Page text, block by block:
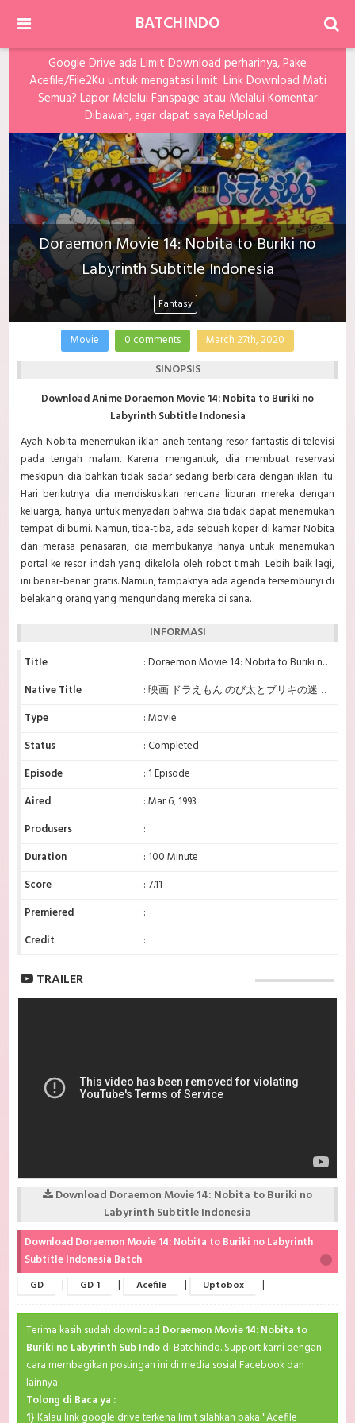
BATCHINDO
Google Drive ada Limit Download perharinya, Pake
Acefile/File2Ku untuk mengatasi limit. Link Download Mati
Semua? Lapor Melalui Fanspage atau Melalui Komentar
Dibawah, agar dapat saya ReUpload.
Doraemon Movie 14: Nobita to Buriki no
Labyrinth Subtitle Indonesia
Fantasy
Movie 0 comments March 27th, 2020
SINOPSIS
Download Anime Doraemon Movie 14: Nobita to Buriki no
Labyrinth Subtitle Indonesia
Ayah Nobita menemukan iklan aneh tentang resor fantastis di televisi
pada tengah malam. Karena mengantuk, dia membuat reservasi
meskipun dia bahkan tidak sadar sedang berbicara dengan iklan itu.
Hari berikutnya dia mendiskusikan rencana liburan mereka dengan
keluarga, hanya untuk menyadari bahwa dia tidak dapat menemukan
tempat di bumi. Namun, tiba-tiba, ada sebuah koper di kamar Nobita
dan merasa penasaran, dia membukanya hanya untuk menemukan
portal ke resor indah yang dikelola oleh robot timah. Lebih baik lagi,
ini benar-benar gratis. Namun, tampaknya ada agenda tersembunyi di
belakang orang yang mengundang mereka di sana.
INFORMASI
Title
: Doraemon Movie 14: Nobita to Buriki no Labyrinth
Native Title
: 映画 ドラえもん のび太とブリキの迷宮[ラビリンス]
Type
: Movie
Status
: Completed
Episode
: 1 Episode
Aired
: Mar 6, 1993
Produsers
:
Duration
: 100 Minute
Score
: 7.11
Premiered
:
Credit
:
TRAILER
Download Doraemon Movie 14: Nobita to Buriki no
Labyrinth Subtitle Indonesia
Download Doraemon Movie 14: Nobita to Buriki no Labyrinth
Subtitle Indonesia Batch
GD | GD 1 | Acefile | Uptobox |
Terima kasih sudah download Doraemon Movie 14: Nobita to
Buriki no Labyrinth Sub Indodi Batchindo. Support kami dengan
cara membagikan postingan ini di media sosial Facebook dan
lainnya
Tolong di Baca ya :
1} Kalau link google drive terkena limit silahkan paka "Acefile